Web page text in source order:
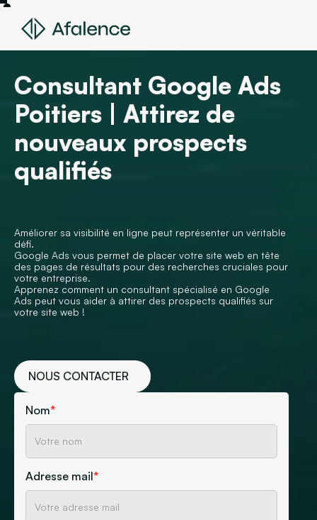
Consultant Google Ads
Poitiers | Attirez de
nouveaux prospects
qualifiés
Améliorer sa visibilité en ligne peut représenter un véritable
défi.
Google Ads vous permet de placer votre site web en tête
des pages de résultats pour des recherches cruciales pour
votre entreprise.
Apprenez comment un consultant spécialisé en Google
Ads peut vous aider à attirer des prospects qualifiés sur
votre site web !
NOUS CONTACTER
Nom*
Adresse mail*